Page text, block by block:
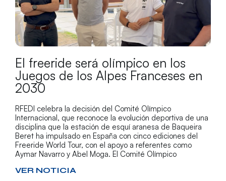
El freeride será olímpico en los
Juegos de los Alpes Franceses en
2030
RFEDI celebra la decisión del Comité Olímpico
Internacional, que reconoce la evolución deportiva de una
disciplina que la estación de esquí aranesa de Baqueira
Beret ha impulsado en España con cinco ediciones del
Freeride World Tour, con el apoyo a referentes como
Aymar Navarro y Abel Moga. El Comité Olímpico
VER NOTICIA